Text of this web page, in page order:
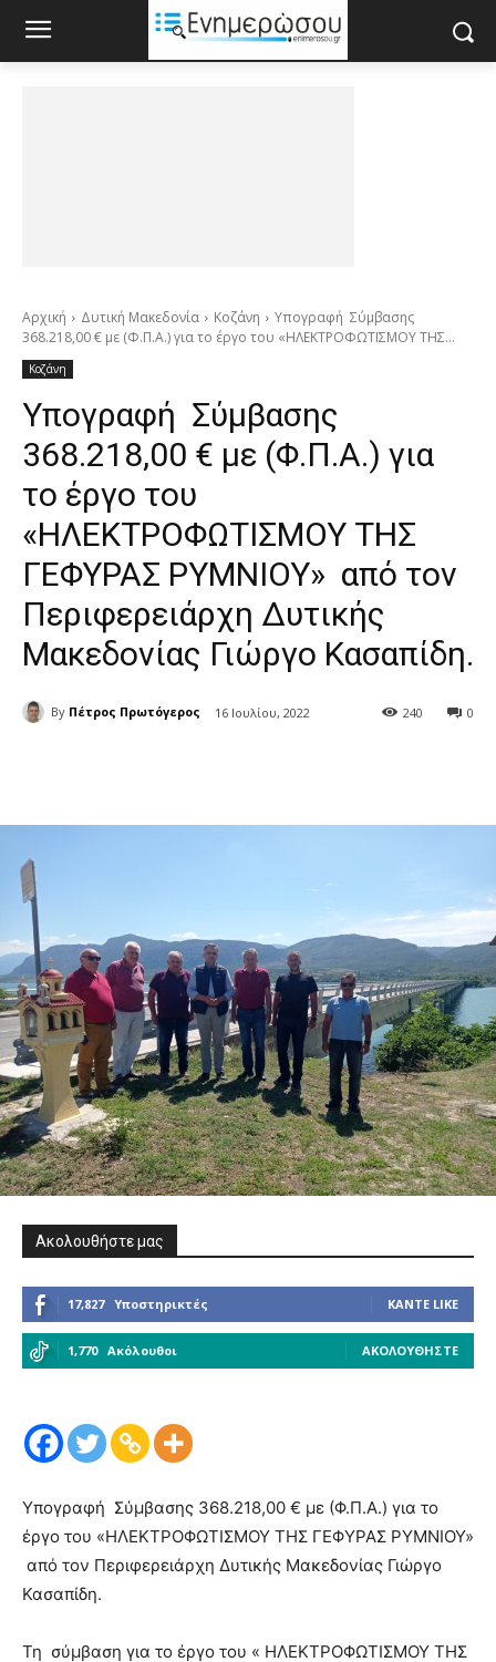
Αρχική Δυτική Μακεδονία Κοζάνη
Υπογραφή Σύμβασης
368.218,00 € με (Φ.Π.Α.) για το έργο του «ΗΛΕΚΤΡΟΦΩΤΙΣΜΟΥ ΤΗΣ...
Κοζάνη
Υπογραφή Σύμβασης
368.218,00 € με (Φ.Π.Α.) για
το έργο του
«ΗΛΕΚΤΡΟΦΩΤΙΣΜΟΥ ΤΗΣ
ΓΕΦΥΡΑΣ ΡΥΜΝΙΟΥ» από τον
Περιφερειάρχη Δυτικής
Μακεδονίας Γιώργο Κασαπίδη.
By Πέτρος Πρωτόγερος 16 Ιουλίου, 2022 0
240
Ακολουθήστε μας
17,827 Υποστηρικτές ΚΆΝΤΕ LIKE
1,770 Ακόλουθοι ΑΚΟΛΟΥΘΉΣΤΕ
Υπογραφή Σύμβασης 368.218,00 € με (Φ.Π.Α.) για το
έργο του «ΗΛΕΚΤΡΟΦΩΤΙΣΜΟΥ ΤΗΣ ΓΕΦΥΡΑΣ ΡΥΜΝΙΟΥ»
από τον Περιφερειάρχη Δυτικής Μακεδονίας Γιώργο
Κασαπίδη.
Τη σύμβαση για το έργο του « ΗΛΕΚΤΡΟΦΩΤΙΣΜΟΥ ΤΗΣ